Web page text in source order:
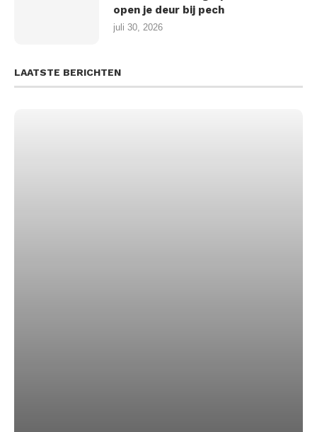
open je deur bij pech
juli 30, 2026
LAATSTE BERICHTEN